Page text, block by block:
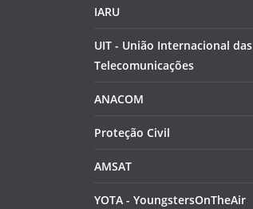
IARU
UIT - União Internacional das
Telecomunicações
ANACOM
Proteção Civil
AMSAT
YOTA - YoungstersOnTheAir